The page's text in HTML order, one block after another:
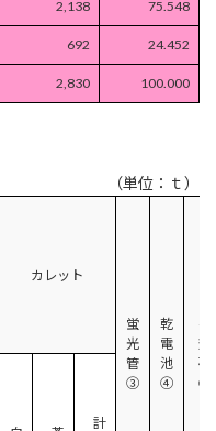
2,138 75.548
692 24.452
2,830 100.000
（単位：ｔ）
カレット
蛍
光
管
③
乾
電
池
④
効
砂
⑤
計